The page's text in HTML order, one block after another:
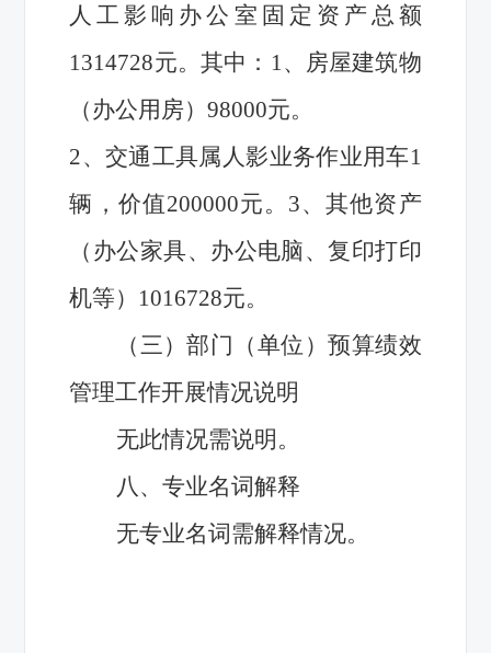
人工影响办公室固定资产总额
1314728元。其中：1、房屋建筑物
（办公用房）98000元。
2、交通工具属人影业务作业用车1
辆，价值200000元。3、其他资产
（办公家具、办公电脑、复印打印
机等）1016728元。
（三）部门（单位）预算绩效
管理工作开展情况说明
无此情况需说明。
八、专业名词解释
无专业名词需解释情况。